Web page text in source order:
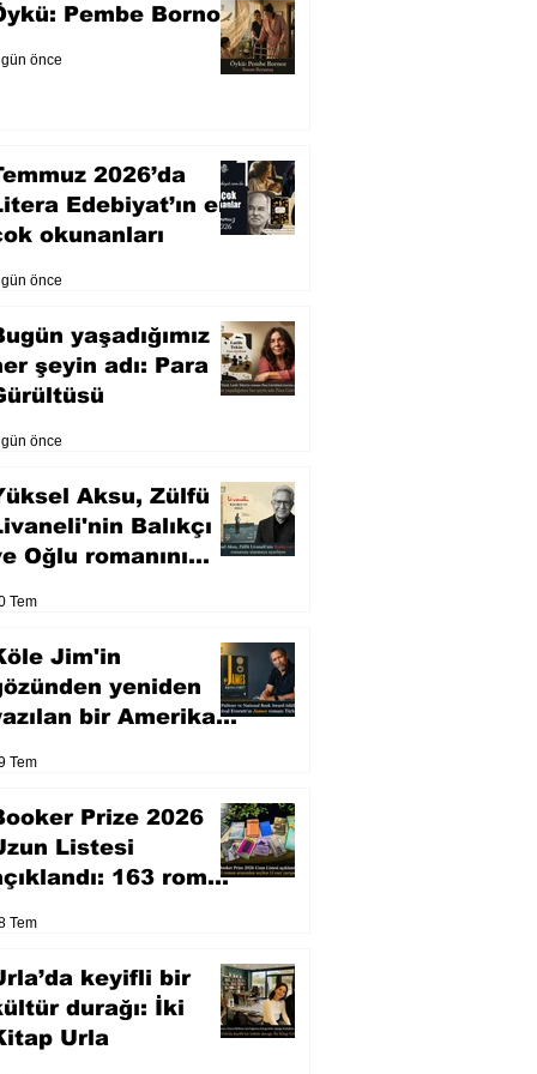
Pembe Bornoz
önce
2026’da
Edebiyat’ın en
okunanları
önce
yaşadığımız
şeyin adı: Para
önce
Aksu, Zülfü
Balıkçı
Oğlu romanını
Tem
Jim'in
yeniden
bir Amerikan
Tem
Prize 2026
Listesi
163 roman
Tem
keyifli bir
durağı: İki
Urla